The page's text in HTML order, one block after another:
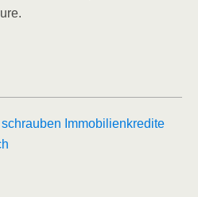
Immo­bi­li­en­kre­di­te